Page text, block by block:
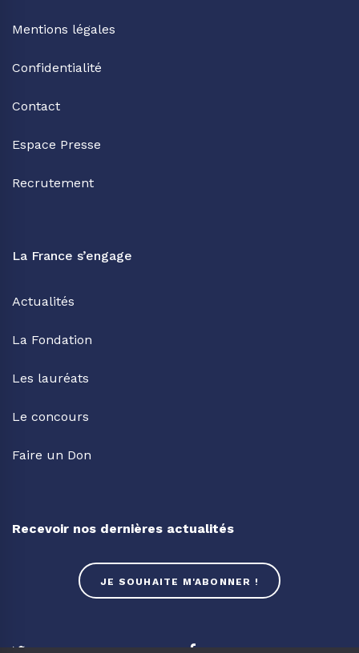
Mentions légales
Confidentialité
Contact
Espace Presse
Recrutement
La France s’engage
Actualités
La Fondation
Les lauréats
Le concours
Faire un Don
Recevoir nos dernières actualités
JE SOUHAITE M'ABONNER !